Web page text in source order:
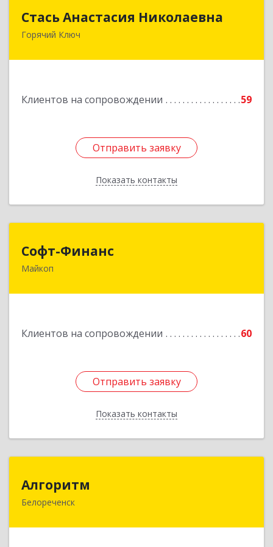
Стась Анастасия Николаевна
Горячий Ключ
Клиентов на сопровождении 59
Отправить заявку
Показать контакты
353290, г. Горячий Ключ, ул. Ленина, д. 242,
Отправить заявку
Назад
Софт-Финанс
Майкоп
Клиентов на сопровождении 60
Отправить заявку
Показать контакты
385006, Адыгея Респ, Майкоп г, Калинина ул,
Отправить заявку
Назад
Алгоритм
Белореченск
352630, Краснодарский край, Белореченский р-